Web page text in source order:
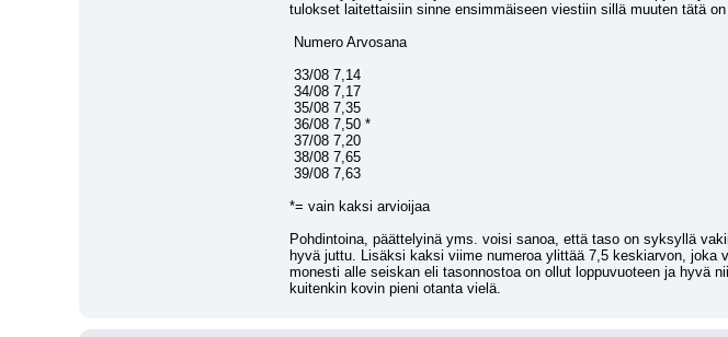
tulokset laitettaisiin sinne ensimmäiseen viestiin sillä muuten tätä
Numero Arvosana
33/08 7,14
34/08 7,17
35/08 7,35
36/08 7,50 *
37/08 7,20
38/08 7,65
39/08 7,63
*= vain kaksi arvioijaa
Pohdintoina, päättelyinä yms. voisi sanoa, että taso on syksyllä
hyvä juttu. Lisäksi kaksi viime numeroa ylittää 7,5 keskiarvon,
monesti alle seiskan eli tasonnostoa on ollut loppuvuoteen ja hyvä
kuitenkin kovin pieni otanta vielä.